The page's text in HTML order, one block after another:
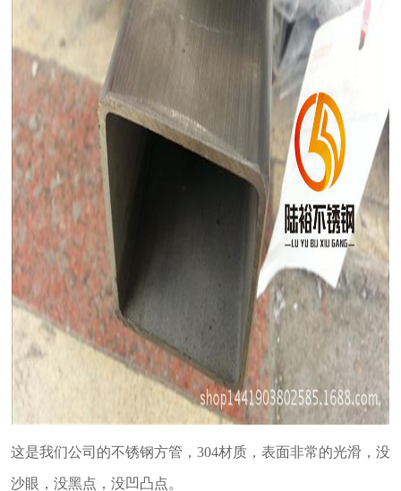
这是我们公司的不锈钢方管，304材质，表面非常的光滑，没
沙眼，没黑点，没凹凸点。